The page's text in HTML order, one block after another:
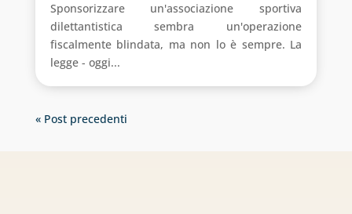
Sponsorizzare un'associazione sportiva
dilettantistica sembra un'operazione
fiscalmente blindata, ma non lo è sempre. La
legge - oggi...
« Post precedenti